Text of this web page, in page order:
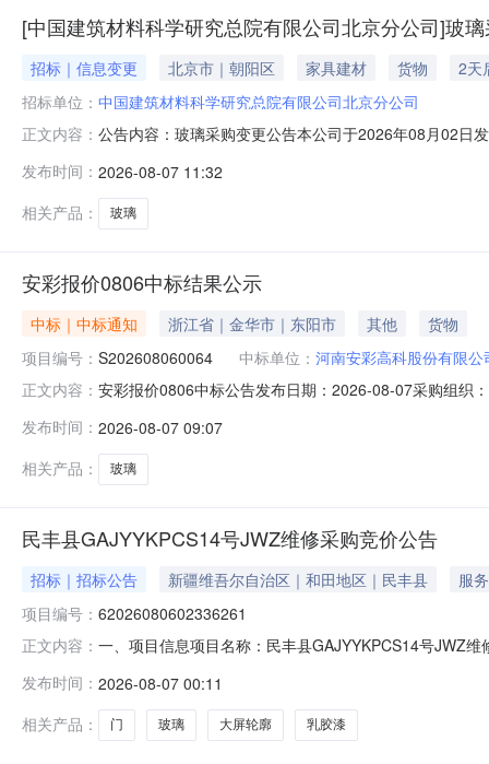
[中国建筑材料科学研究总院有限公司北京分公司]玻
招标｜信息变更 北京市｜朝阳区 家具建材 货物
2天
招标单位： 中国建筑材料科学研究总院有限公司北京分公司
正文内容： 公告内容：玻璃采购变更公告本公司于2026年08月02日
发布时间： 2026-08-07 11:32
相关产品：
玻璃
安彩报价0806中标结果公示
中标｜中标通知 浙江省｜金华市｜东阳市 其他
货物
项目编号： S202608060064 中标单位： 河南安彩高科股份有限公
正文内容： 安彩报价0806中标公告发布日期：2026-08-07采购组织
玻璃,2378*1297*2.0,超白压花,半钢化,镀膜,SK-10+,安彩
发布时间： 2026-08-07 09:07
相关产品：
玻璃
民丰县GAJYYKPCS14号JWZ维修采购竞价公告
招标｜招标公告 新疆维吾尔自治区｜和田地区｜民丰县
服
项目编号： 62026080602336261
正文内容： 一、项目信息项目名称：民丰县GAJYYKPCS14号JWZ
保养服务;服务内容:透光耐压、标准钢化玻璃、蓝色;服
发布时间： 2026-08-07 00:11
相关产品：
门 玻璃 大屏轮廓 乳胶漆